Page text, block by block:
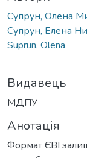
Супрун, Олена
Супрун, Елена
Suprun, Olena
Видавець
МДПУ
Анотація
Формат ЄВІ